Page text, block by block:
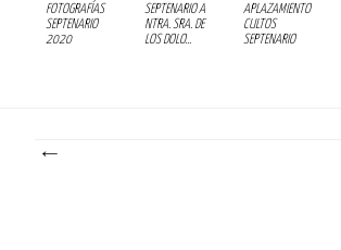
FOTOGRAFÍAS
SEPTENARIO
2020
SEPTENARIO A
NTRA. SRA. DE
LOS DOLO...
APLAZAMIENTO
CULTOS
SEPTENARIO